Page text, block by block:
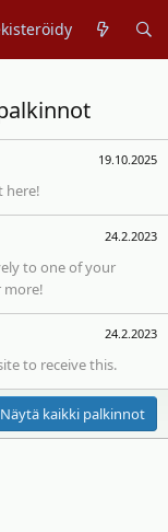
19.10.2025
here!
24.2.2023
to one of your
more!
24.2.2023
to receive this.
Näytä kaikki palkinnot